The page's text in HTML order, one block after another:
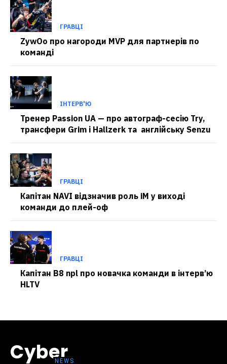
ГРАВЦІ
ZywOo про нагороди MVP для партнерів по
команді
ІНТЕРВ'Ю
Тренер Passion UA — про автограф-сесію Try,
трансфери Grim і Hallzerk та англійську Senzu
ГРАВЦІ
Капітан NAVI відзначив роль iM у виході
команди до плей-оф
ГРАВЦІ
Капітан B8 npl про новачка команди в інтерв’ю
HLTV
Cyber